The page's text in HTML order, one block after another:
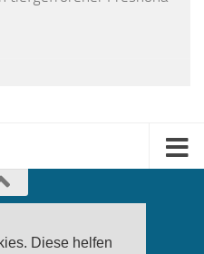
Diese helfen